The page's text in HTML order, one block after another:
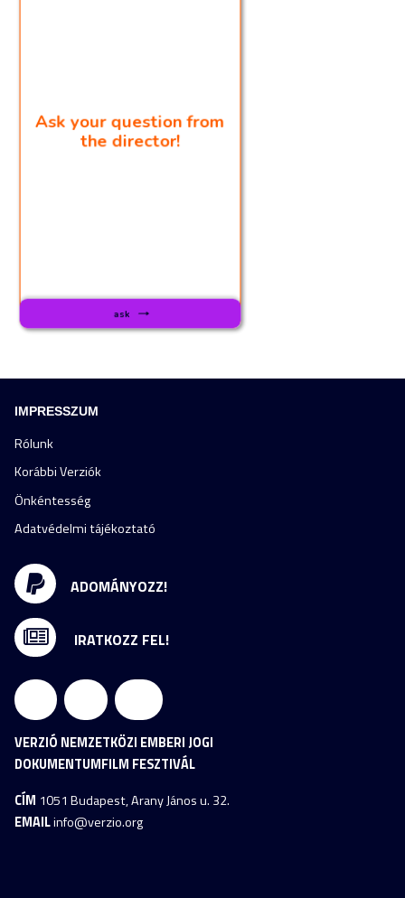
VERZIÓ NEMZETKÖZI EMBERI JOGI
DOKUMENTUMFILM FESZTIVÁL
CÍM 1051 Budapest, Arany János u. 32.
EMAILinfo@verzio.org
ADOMÁNYOZZ!
IRATKOZZ FEL!
IMPRESSZUM
Rólunk
Korábbi Verziók
Önkéntesség
Adatvédelmi tájékoztató